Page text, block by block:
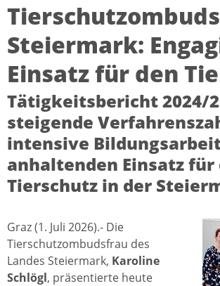
Steiermark:
Einsatz für den
Tätigkeitsbericht 2024/
steigende
intensive
anhaltenden Einsatz für
Tierschutz in der
Graz (1. Juli 2026).- Die
Tierschutzombudsfrau des
Landes Steiermark, Karoline
Schlögl, präsentierte heute